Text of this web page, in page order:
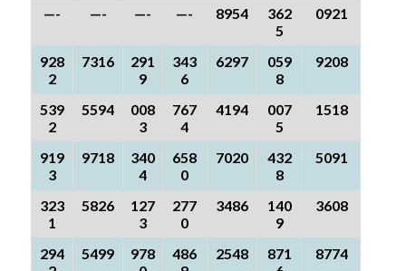
—- —- —- —- 8954
362
5
0921
928
2
7316
291
9
343
6
6297
059
8
9208
539
2
5594
008
3
767
4
4194
007
5
1518
919
3
9718
340
4
658
0
7020
432
8
5091
323
1
5826
127
3
277
0
3486
140
9
3608
294
5499
978
486
2548
871
8774